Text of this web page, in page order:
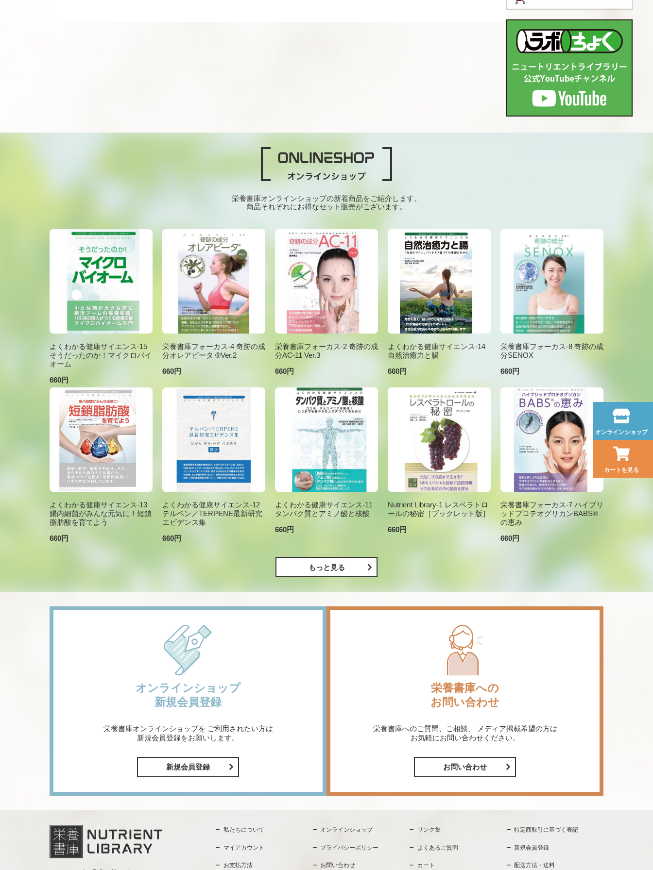
オンラインショップ
カートを見る
栄養書庫オンラインショップの新着商品をご紹介します。
商品それぞれにお得なセット販売がございます。
よくわかる健康サイエンス-15
そうだったのか！マイクロバイ
オーム
660円
栄養書庫フォーカス-4 奇跡の成
分オレアビータ ®Ver.2
660円
栄養書庫フォーカス-2 奇跡の成
分AC-11 Ver.3
660円
よくわかる健康サイエンス-14
自然治癒力と腸
660円
栄養書庫フォーカス-8 奇跡の成
分SENOX
660円
よくわかる健康サイエンス-13
腸内細菌がみんな元気に！短鎖
脂肪酸を育てよう
660円
よくわかる健康サイエンス-12
テルペン／TERPENE最新研究
エビデンス集
660円
よくわかる健康サイエンス-11
タンパク質とアミノ酸と核酸
660円
Nutrient Library-1 レスベラトロ
ールの秘密［ブックレット版］
660円
栄養書庫フォーカス-7 ハイブリ
ッドプロテオグリカンBABS®
の恵み
660円
もっと見る
オンラインショップ
新規会員登録
栄養書庫オンラインショップを ご利用されたい方は
新規会員登録をお願いします。
新規会員登録
栄養書庫への
お問い合わせ
栄養書庫へのご質問、ご相談、
メディア掲載希望の方は
お気軽にお問い合わせください。
お問い合わせ
私たちについて オンラインショップ リンク集 特定商取引に基づく表記
マイアカウント プライバシーポリシー よくあるご質問 新規会員登録
お支払方法 お問い合わせ カート 配送方法・送料